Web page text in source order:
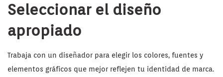
Seleccionar el diseño
apropiado
Trabaja con un diseñador para elegir los colores, fuentes y
elementos gráficos que mejor reflejen tu identidad de marca.